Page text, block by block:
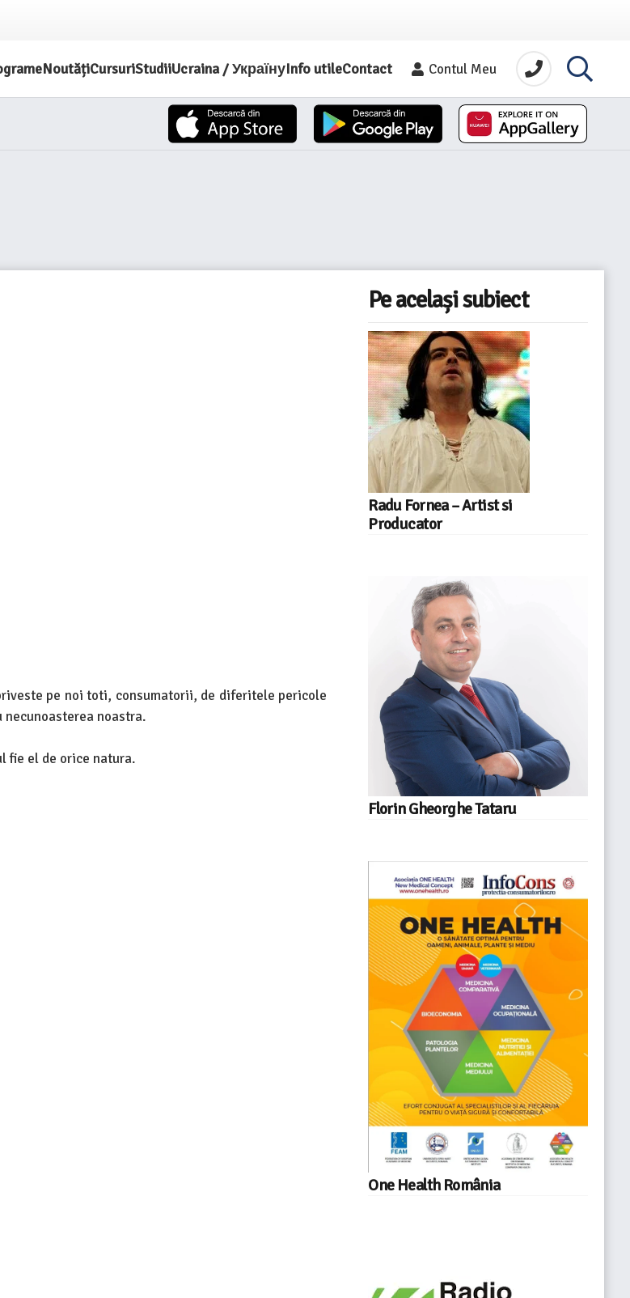
NoutățiCursuriStudiiUcraina / УкраїнуInfo utileContact Contul Meu
pe noi toti, consumatorii, de diferitele pericole
noastra.
fie el de orice natura.
Pe același subiect
Radu Fornea – Artist si
Producator
Florin Gheorghe Tataru
One Health România